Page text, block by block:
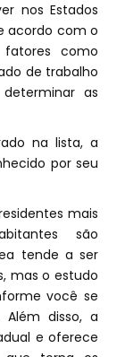
nos Estados
acordo com o
fatores como
de trabalho
as
na lista, a
por seu
mais
são
tende a ser
mas o estudo
você se
Além disso, a
e oferece